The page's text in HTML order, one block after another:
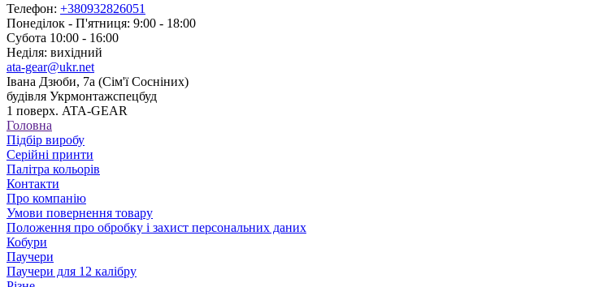
Телефон: +380932826051
Понеділок - П'ятниця: 9:00 - 18:00
Субота 10:00 - 16:00
Неділя: вихідний
ata-gear@ukr.net
Івана Дзюби, 7а (Сім'ї Сосніних)
будівля Укрмонтажспецбуд
1 поверх. ATA-GEAR
Головна
Підбір виробу
Серійні принти
Палітра кольорів
Контакти
Про компанію
Умови повернення товару
Положення про обробку і захист персональних даних
Кобури
Паучери
Паучери для 12 калібру